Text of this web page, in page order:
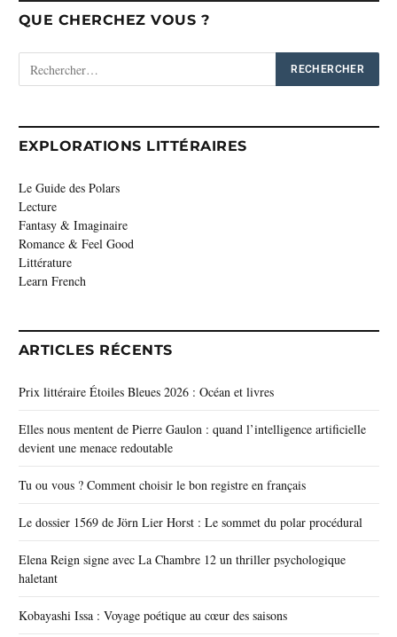
QUE CHERCHEZ VOUS ?
EXPLORATIONS LITTÉRAIRES
Le Guide des Polars
Lecture
Fantasy & Imaginaire
Romance & Feel Good
Littérature
Learn French
ARTICLES RÉCENTS
Prix littéraire Étoiles Bleues 2026 : Océan et livres
Elles nous mentent de Pierre Gaulon : quand l’intelligence artificielle
devient une menace redoutable
Tu ou vous ? Comment choisir le bon registre en français
Le dossier 1569 de Jörn Lier Horst : Le sommet du polar procédural
Elena Reign signe avec La Chambre 12 un thriller psychologique
haletant
Kobayashi Issa : Voyage poétique au cœur des saisons